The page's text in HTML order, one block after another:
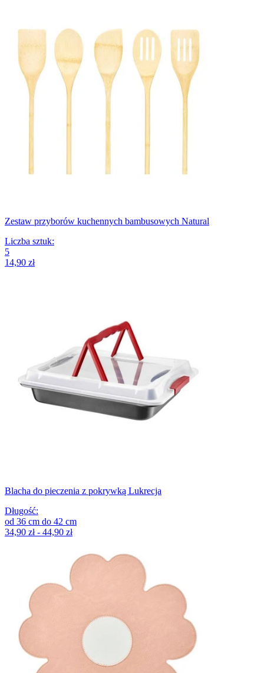
Zestaw przyborów kuchennych bambusowych Natural
Liczba sztuk:
5
14,90 zł
Blacha do pieczenia z pokrywką Lukrecja
Długość:
od 36 cm do 42 cm
34,90 zł - 44,90 zł